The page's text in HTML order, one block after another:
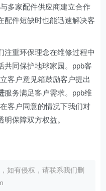
多家配件供应商建立合作
配件短缺时也能迅速解决客
注重环保理念在维修过程中
共同保护地球家园。ppb客
客户意见箱鼓励客户提出
服务满足客户需求。ppb维
客户同意的情况下我们对
保障双方权益。
如有侵权，请联系我们删